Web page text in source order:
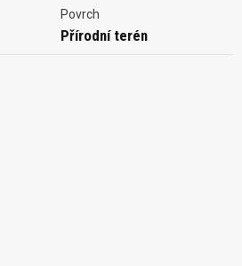
Povrch
Přírodní terén